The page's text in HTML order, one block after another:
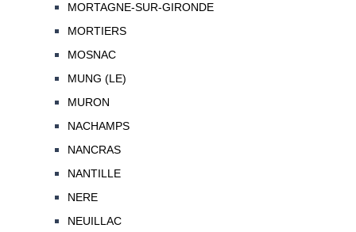
MORTAGNE-SUR-GIRONDE
MORTIERS
MOSNAC
MUNG (LE)
MURON
NACHAMPS
NANCRAS
NANTILLE
NERE
NEUILLAC